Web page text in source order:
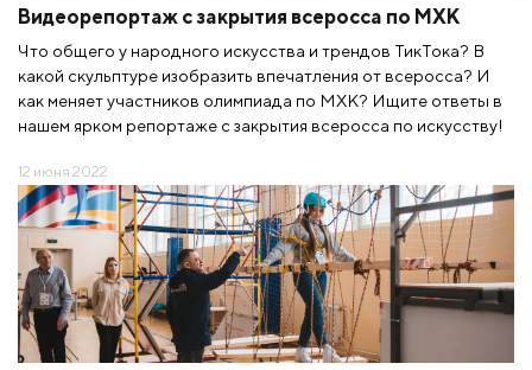
Видеорепортаж с закрытия всеросса по МХК
Что общего у народного искусства и трендов ТикТока? В
какой скульптуре изобразить впечатления от всеросса? И
как меняет участников олимпиада по МХК? Ищите ответы в
нашем ярком репортаже с закрытия всеросса по искусству!
12 июня 2022